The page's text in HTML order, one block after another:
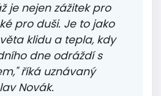
je nejen zážitek pro
pro duši. Je to jako
klidu a tepla, kdy
dne odráždí s
říká uznávaný
Novák.